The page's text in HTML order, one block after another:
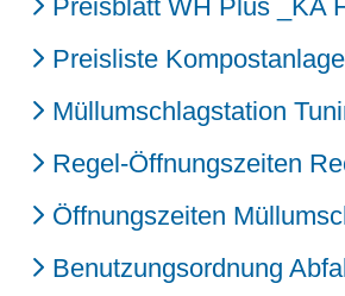
Preisblatt WH Plus _KA
Preisliste
Müllumschlagstation
Regel-Öffnungszeiten
Öffnungszeiten
Benutzungsordnung